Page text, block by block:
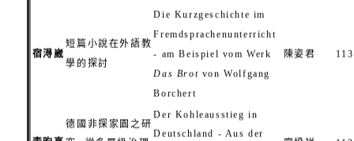
宿淂崴
短篇小說在外語教
學的探討
Die Kurzgeschichte im
Fremdsprachenunterricht
- am Beispiel vom Werk
Das Brot von Wolfgang
Borchert
陳姿君 113
德國非探家園之研
Der Kohleausstieg in
Deutschland - Aus der